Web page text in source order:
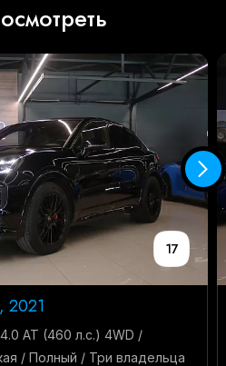
17
2021
AT (460 л.с.) 4WD /
/ Полный / Три владельца